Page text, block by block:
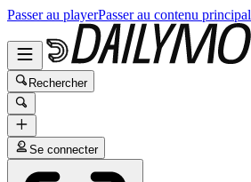
Passer au playerPasser au contenu principal
Rechercher
Se connecter